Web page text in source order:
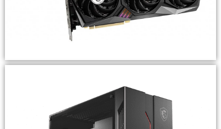
MSI GeForce RTX 3060 GAMING X 12G